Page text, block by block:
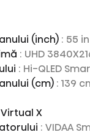
(inch) : 55 in
: UHD
: Hi-QLED
(cm) : 139
X
: VIDAA